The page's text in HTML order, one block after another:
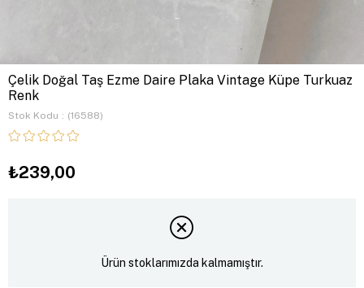
Çelik Doğal Taş Ezme Daire Plaka Vintage Küpe Turkuaz
Renk
Stok Kodu (16588)
₺239,00
Ürün stoklarımızda kalmamıştır.